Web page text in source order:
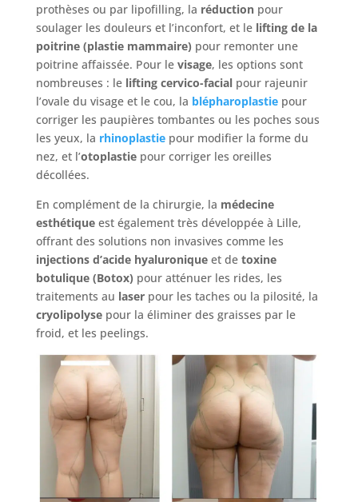
prothèses ou par lipofilling, la réduction pour
soulager les douleurs et l’inconfort, et le lifting de la
poitrine (plastie mammaire) pour remonter une
poitrine affaissée. Pour le visage, les options sont
nombreuses : le lifting cervico-facialpour rajeunir
l’ovale du visage et le cou, la blépharoplastiepour
corriger les paupières tombantes ou les poches sous
les yeux, la rhinoplastiepour modifier la forme du
nez, et l’otoplastiepour corriger les oreilles
décollées.
En complément de la chirurgie, la médecine
esthétiqueest également très développée à Lille,
offrant des solutions non invasives comme les
injections d’acide hyaluroniqueet de toxine
botulique (Botox) pour atténuer les rides, les
traitements au laserpour les taches ou la pilosité, la
cryolipolysepour la éliminer des graisses par le
froid, et les peelings.